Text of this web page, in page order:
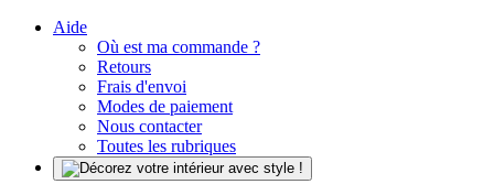
Aide
Où est ma commande ?
Retours
Frais d'envoi
Modes de paiement
Nous contacter
Toutes les rubriques